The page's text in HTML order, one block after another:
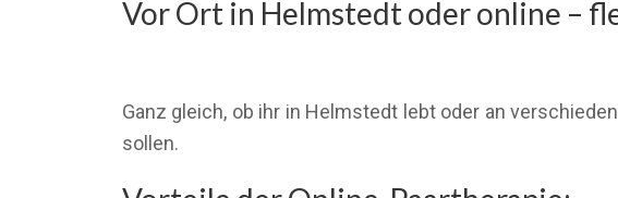
Vor Ort in Helmstedt oder online –
Ganz gleich, ob ihr in Helmstedt lebt oder an
sollen.